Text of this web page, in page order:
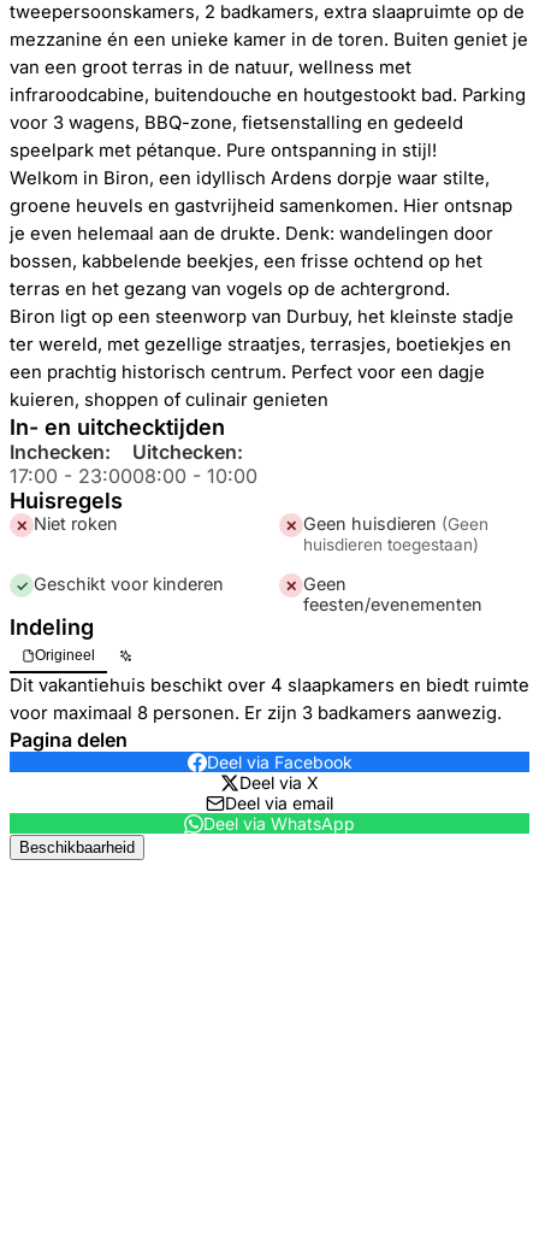
tweepersoonskamers, 2 badkamers, extra slaapruimte op de
mezzanine én een unieke kamer in de toren. Buiten geniet je
van een groot terras in de natuur, wellness met
infraroodcabine, buitendouche en houtgestookt bad. Parking
voor 3 wagens, BBQ-zone, fietsenstalling en gedeeld
speelpark met pétanque. Pure ontspanning in stijl!
Welkom in Biron, een idyllisch Ardens dorpje waar stilte,
groene heuvels en gastvrijheid samenkomen. Hier ontsnap
je even helemaal aan de drukte. Denk: wandelingen door
bossen, kabbelende beekjes, een frisse ochtend op het
terras en het gezang van vogels op de achtergrond.
Biron ligt op een steenworp van Durbuy, het kleinste stadje
ter wereld, met gezellige straatjes, terrasjes, boetiekjes en
een prachtig historisch centrum. Perfect voor een dagje
kuieren, shoppen of culinair genieten
In- en uitchecktijden
Inchecken:
17:00 - 23:00
Uitchecken:
08:00 - 10:00
Huisregels
✕ Niet roken ✕ Geen huisdieren (Geen
huisdieren toegestaan)
✓ Geschikt voor kinderen ✕ Geen
feesten/evenementen
Indeling
Origineel
Dit vakantiehuis beschikt over 4 slaapkamers en biedt ruimte
voor maximaal 8 personen. Er zijn 3 badkamers aanwezig.
Pagina delen
Deel via Facebook
Deel via X
Deel via email
Deel via WhatsApp
Beschikbaarheid